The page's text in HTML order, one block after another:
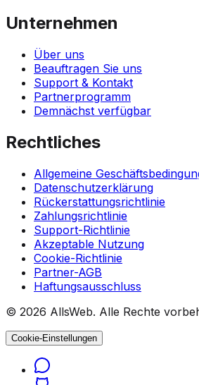
Unternehmen
Über uns
Beauftragen Sie uns
Support & Kontakt
Partnerprogramm
Demnächst verfügbar
Rechtliches
Allgemeine
Datenschutzerklärung
Rückerstattungsrichtlinie
Zahlungsrichtlinie
Support-Richtlinie
Akzeptable Nutzung
Cookie-Richtlinie
Partner-AGB
Haftungsausschluss
© 2026 AllsWeb. Alle Rechte
Cookie-Einstellungen